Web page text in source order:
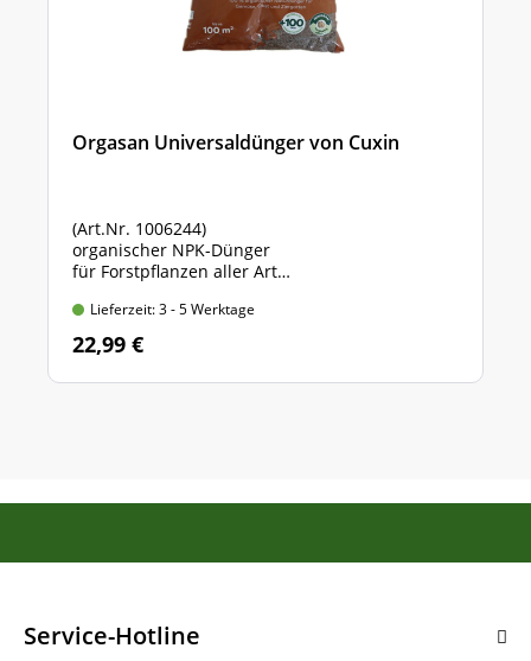
Orgasan Universaldünger von Cuxin
(Art.Nr. 1006244)
organischer NPK-Dünger
für Forstpflanzen aller Art
Lieferzeit: 3 - 5 Werktage
22,99 €
Service-Hotline